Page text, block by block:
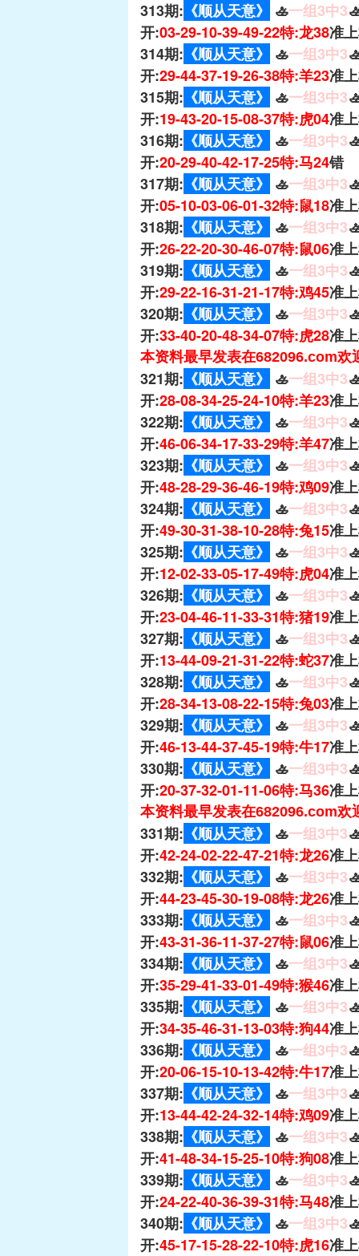
313期: 《顺从天意》 🚣一组3中3
开:03-29-10-39-49-22特:龙38准
314期: 《顺从天意》 🚣一组3中3
开:29-44-37-19-26-38特:羊23准
315期: 《顺从天意》 🚣一组3中3
开:19-43-20-15-08-37特:虎04准
316期: 《顺从天意》 🚣一组3中3
开:20-29-40-42-17-25特:马24错
317期: 《顺从天意》 🚣一组3中3
开:05-10-03-06-01-32特:鼠18准
318期: 《顺从天意》 🚣一组3中3
开:26-22-20-30-46-07特:鼠06准
319期: 《顺从天意》 🚣一组3中3
开:29-22-16-31-21-17特:鸡45准
320期: 《顺从天意》 🚣一组3中3
开:33-40-20-48-34-07特:虎28准
本资料最早发表在682096.com欢
321期: 《顺从天意》 🚣一组3中3
开:28-08-34-25-24-10特:羊23准
322期: 《顺从天意》 🚣一组3中3
开:46-06-34-17-33-29特:羊47准
323期: 《顺从天意》 🚣一组3中3
开:48-28-29-36-46-19特:鸡09准
324期: 《顺从天意》 🚣一组3中3
开:49-30-31-38-10-28特:兔15准
325期: 《顺从天意》 🚣一组3中3
开:12-02-33-05-17-49特:虎04准
326期: 《顺从天意》 🚣一组3中3
开:23-04-46-11-33-31特:猪19准
327期: 《顺从天意》 🚣一组3中3
开:13-44-09-21-31-22特:蛇37准
328期: 《顺从天意》 🚣一组3中3
开:28-34-13-08-22-15特:兔03准
329期: 《顺从天意》 🚣一组3中3
开:46-13-44-37-45-19特:牛17准
330期: 《顺从天意》 🚣一组3中3
开:20-37-32-01-11-06特:马36准
本资料最早发表在682096.com欢
331期: 《顺从天意》 🚣一组3中3
开:42-24-02-22-47-21特:龙26准
332期: 《顺从天意》 🚣一组3中3
开:44-23-45-30-19-08特:龙26准
333期: 《顺从天意》 🚣一组3中3
开:43-31-36-11-37-27特:鼠06准
334期: 《顺从天意》 🚣一组3中3
开:35-29-41-33-01-49特:猴46准
335期: 《顺从天意》 🚣一组3中3
开:34-35-46-31-13-03特:狗44准
336期: 《顺从天意》 🚣一组3中3
开:20-06-15-10-13-42特:牛17准
337期: 《顺从天意》 🚣一组3中3
开:13-44-42-24-32-14特:鸡09准
338期: 《顺从天意》 🚣一组3中3
开:41-48-34-15-25-10特:狗08准
339期: 《顺从天意》 🚣一组3中3
开:24-22-40-36-39-31特:马48准
340期: 《顺从天意》 🚣一组3中3
开:45-17-15-28-22-10特:虎16准